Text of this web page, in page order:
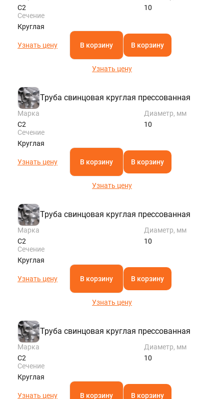
С2
10
Сечение
Круглая
Узнать цену В корзину В корзину
Узнать цену
Труба свинцовая круглая прессованная
Марка
С2
Диаметр, мм
10
Сечение
Круглая
Узнать цену В корзину В корзину
Узнать цену
Труба свинцовая круглая прессованная
Марка
С2
Диаметр, мм
10
Сечение
Круглая
Узнать цену В корзину В корзину
Узнать цену
Труба свинцовая круглая прессованная
Марка
С2
Диаметр, мм
10
Сечение
Круглая
Узнать цену В корзину В корзину